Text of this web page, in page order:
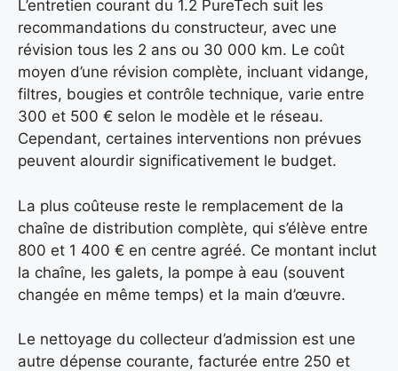
L’entretien courant du 1.2 PureTech suit les
recommandations du constructeur, avec une
révision tous les 2 ans ou 30 000 km. Le coût
moyen d’une révision complète, incluant vidange,
filtres, bougies et contrôle technique, varie entre
300 et 500 € selon le modèle et le réseau.
Cependant, certaines interventions non prévues
peuvent alourdir significativement le budget.
La plus coûteuse reste le remplacement de la
chaîne de distribution complète, qui s’élève entre
800 et 1 400 € en centre agréé. Ce montant inclut
la chaîne, les galets, la pompe à eau (souvent
changée en même temps) et la main d’œuvre.
Le nettoyage du collecteur d’admission est une
autre dépense courante, facturée entre 250 et